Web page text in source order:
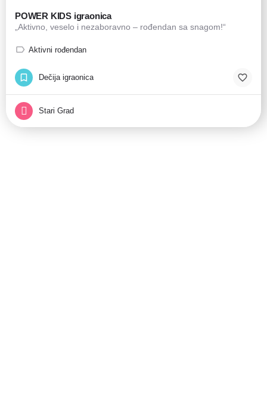
POWER KIDS igraonica
„Aktivno, veselo i nezaboravno – rođendan sa snagom!“
Aktivni rođendan
Dečija igraonica
Stari Grad